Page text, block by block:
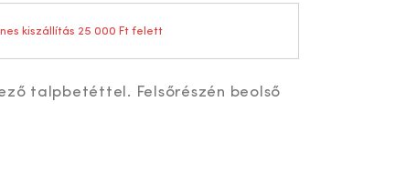
kiszállítás 25 000 Ft felett
talpbetéttel. Felsőrészén beolső